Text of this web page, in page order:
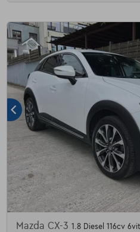
Mazda CX-3 1.8 Diesel 116cv